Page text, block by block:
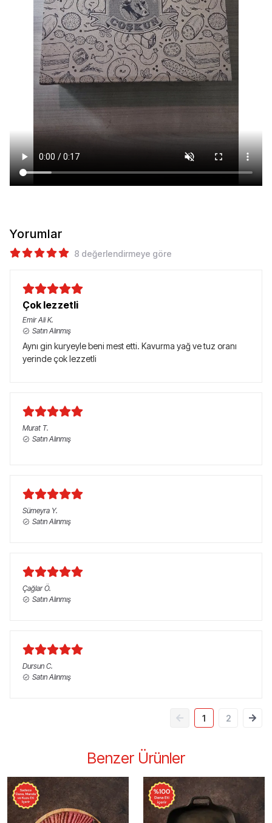
Yorumlar
8 değerlendirmeye göre
Çok lezzetli
Emir Ali K.
Satın Alınmış
Aynı gin kuryeyle beni mest etti. Kavurma yağ ve tuz oranı
yerinde çok lezzetli
Murat T.
Satın Alınmış
Sümeyra Y.
Satın Alınmış
ÇağlarÖ.
Satın Alınmış
Dursun C.
Satın Alınmış
1 2
Benzer Ürünler